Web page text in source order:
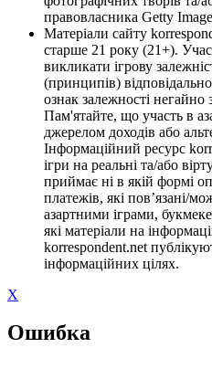
правовласника Getty
Матеріали сайту
старше 21 року (21+).
викликати ігрову
(принципів)
ознак залежності негайно
Пам'ятайте, що участь в
джерелом доходів або
Інформаційний ресурс
ігри на реальні та/або
приймає ні в якій формі
платежів, які пов’язані/
азартними іграми,
які матеріали на
korrespondent.net
інформаційних цілях.
X
Ошибка